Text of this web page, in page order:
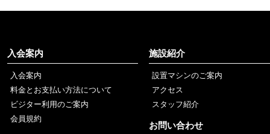
入会案内
入会案内
料金とお支払い方法について
ビジター利用のご案内
会員規約
施設紹介
設置マシンのご案内
アクセス
スタッフ紹介
お問い合わせ